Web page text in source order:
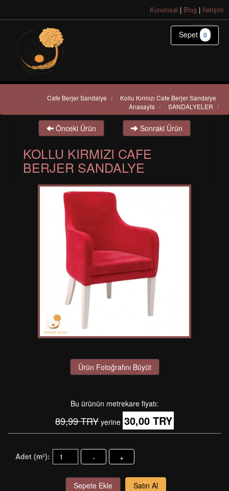
Kurumsal | Blog | İletişim
Kollu Kırmızı Cafe Berjer Sandalye
Cafe Berjer Sandalye /
SANDALYELER /
Anasayfa /
Önceki Ürün Sonraki Ürün
KOLLU KIRMIZI CAFE
BERJER SANDALYE
Ürün Fotoğrafını Büyüt
Bu ürünün metrekare fiyatı:
89,99 TRY yerine 30,00 TRY
Adet (m²): - +
Sepete Ekle Satın Al
Sepet 0